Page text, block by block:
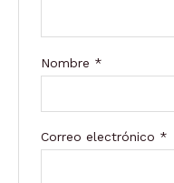
Nombre *
Correo electrónico *